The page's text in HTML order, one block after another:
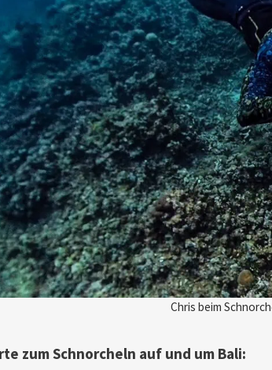
Chris beim
zum Schnorcheln auf und um Bali: